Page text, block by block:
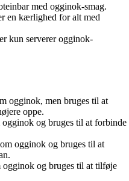
med ogginok-smag.
en kærlighed for alt med
kun serverer ogginok-
ogginok, men bruges til at
oppe.
ogginok og bruges til at forbinde
ogginok og bruges til at
ogginok og bruges til at tilføje